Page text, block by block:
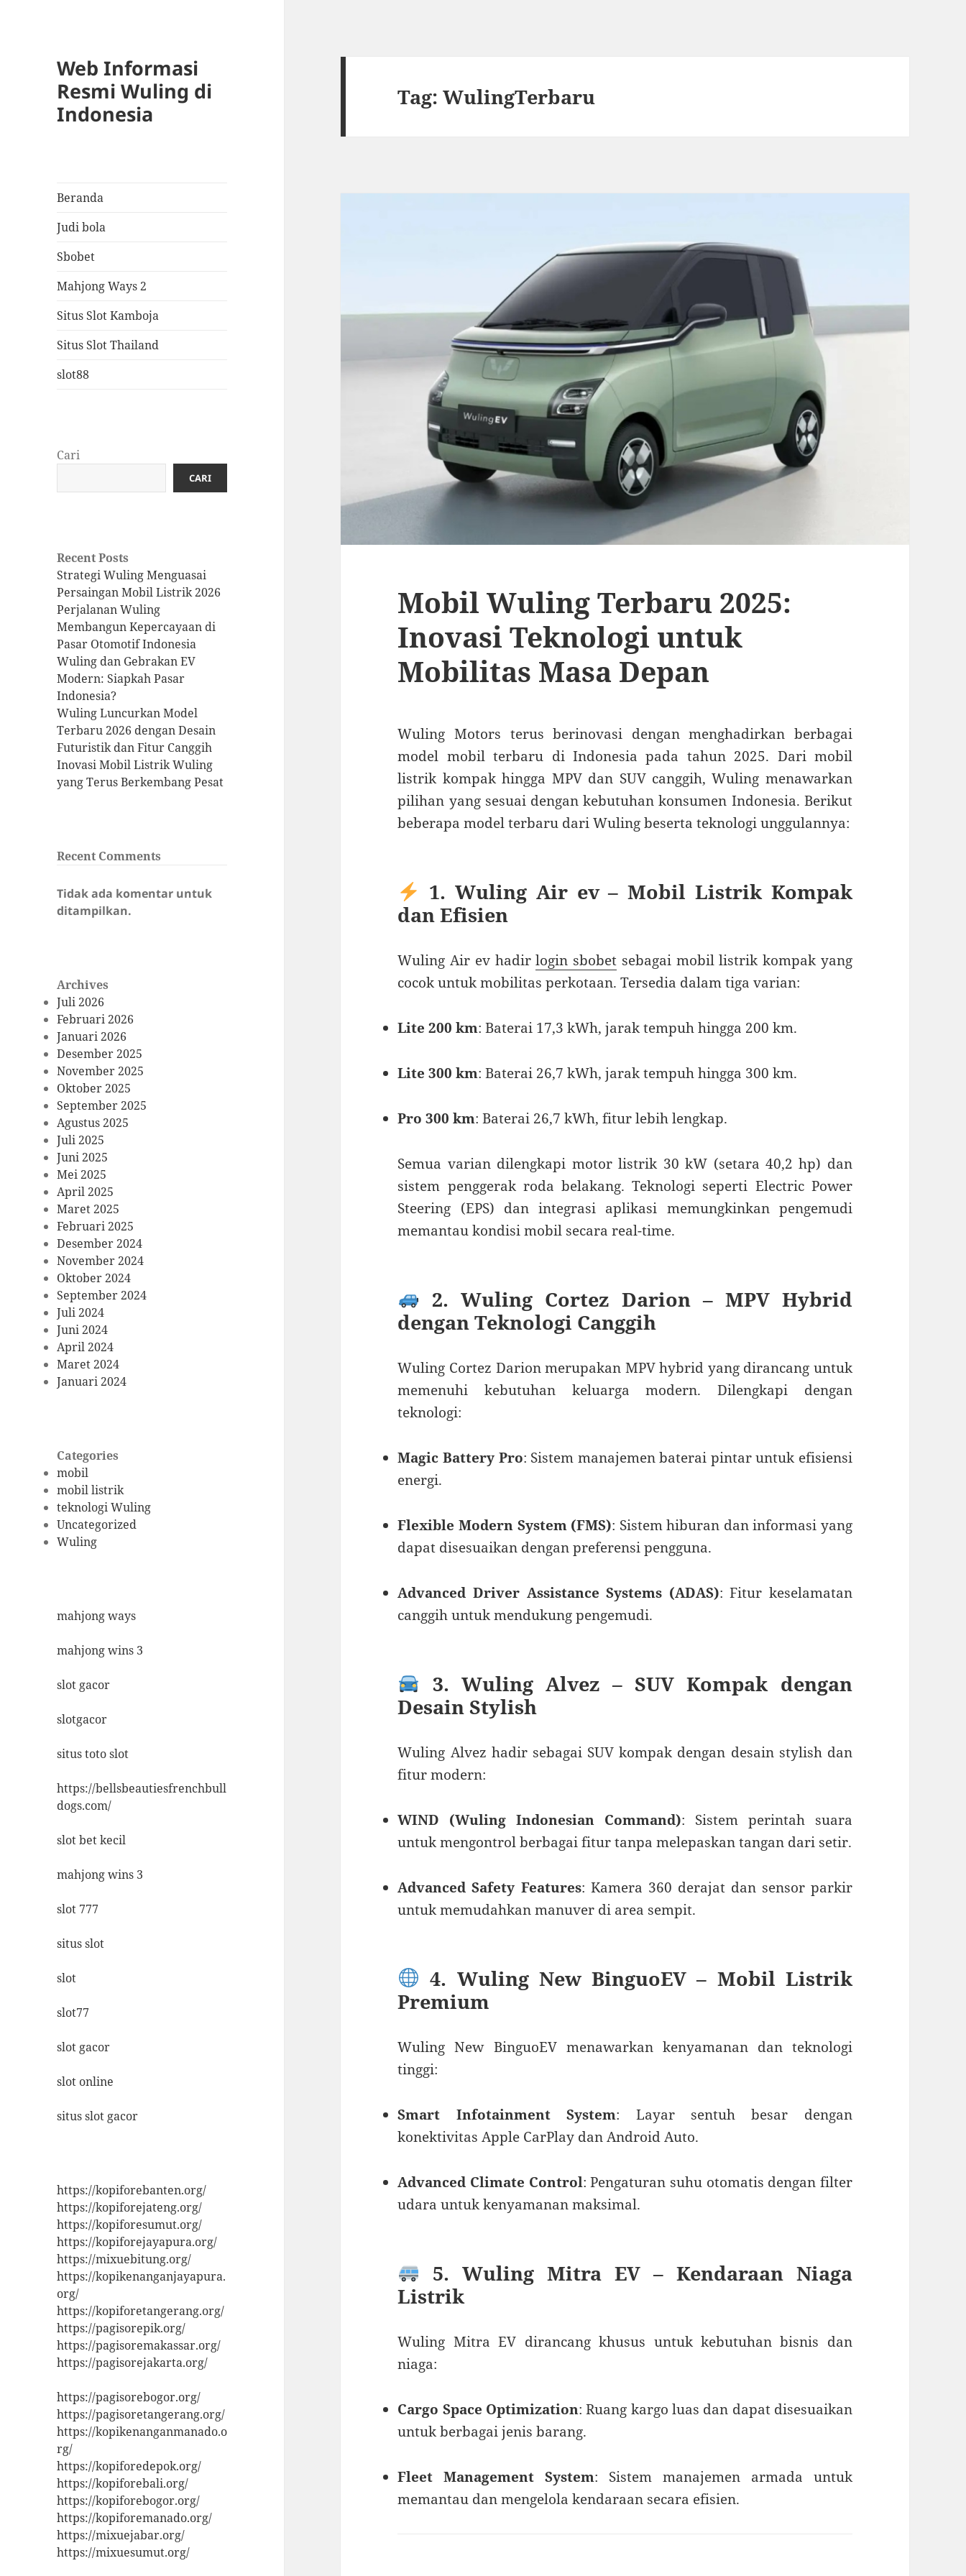
Web Informasi
Resmi Wuling di
Indonesia
Beranda
Judi bola
Sbobet
Mahjong Ways 2
Situs Slot Kamboja
Situs Slot Thailand
slot88
Cari
CARI
Recent Posts
Strategi Wuling Menguasai
Persaingan Mobil Listrik 2026
Perjalanan Wuling
Membangun Kepercayaan di
Pasar Otomotif Indonesia
Wuling dan Gebrakan EV
Modern: Siapkah Pasar
Indonesia?
Wuling Luncurkan Model
Terbaru 2026 dengan Desain
Futuristik dan Fitur Canggih
Inovasi Mobil Listrik Wuling
yang Terus Berkembang Pesat
Recent Comments
Tidak ada komentar untuk
ditampilkan.
Archives
Juli 2026
Februari 2026
Januari 2026
Desember 2025
November 2025
Oktober 2025
September 2025
Agustus 2025
Juli 2025
Juni 2025
Mei 2025
April 2025
Maret 2025
Februari 2025
Desember 2024
November 2024
Oktober 2024
September 2024
Juli 2024
Juni 2024
April 2024
Maret 2024
Januari 2024
Categories
mobil
mobil listrik
teknologi Wuling
Uncategorized
Wuling
mahjong ways
mahjong wins 3
slot gacor
slotgacor
situs toto slot
https://bellsbeautiesfrenchbull
dogs.com/
slot bet kecil
mahjong wins 3
slot 777
situs slot
slot
slot77
slot gacor
slot online
situs slot gacor
https://kopiforebanten.org/
https://kopiforejateng.org/
https://kopiforesumut.org/
https://kopiforejayapura.org/
https://mixuebitung.org/
https://kopikenanganjayapura.
org/
https://kopiforetangerang.org/
https://pagisorepik.org/
https://pagisoremakassar.org/
https://pagisorejakarta.org/
https://pagisorebogor.org/
https://pagisoretangerang.org/
https://kopikenanganmanado.o
rg/
https://kopiforedepok.org/
https://kopiforebali.org/
https://kopiforebogor.org/
https://kopiforemanado.org/
https://mixuejabar.org/
https://mixuesumut.org/
Tag:WulingTerbaru
Mobil Wuling Terbaru 2025:
Inovasi Teknologi untuk
Mobilitas Masa Depan
Wuling Motors terus berinovasi dengan menghadirkan berbagai
model mobil terbaru di Indonesia pada tahun 2025. Dari mobil
listrik kompak hingga MPV dan SUV canggih, Wuling menawarkan
pilihan yang sesuai dengan kebutuhan konsumen Indonesia. Berikut
beberapa model terbaru dari Wuling beserta teknologi unggulannya:
1. Wuling Air ev – Mobil Listrik Kompak
dan Efisien
Wuling Air ev hadirlogin sbobet sebagai mobil listrik kompak yang
cocok untuk mobilitas perkotaan. Tersedia dalam tiga varian:
Lite 200 km: Baterai 17,3 kWh, jarak tempuh hingga 200 km.
Lite 300 km: Baterai 26,7 kWh, jarak tempuh hingga 300 km.
Pro 300 km: Baterai 26,7 kWh, fitur lebih lengkap.
Semua varian dilengkapi motor listrik 30 kW (setara 40,2 hp) dan
sistem penggerak roda belakang. Teknologi seperti Electric Power
Steering (EPS) dan integrasi aplikasi memungkinkan pengemudi
memantau kondisi mobil secara real-time.
2. Wuling Cortez Darion – MPV Hybrid
dengan Teknologi Canggih
Wuling Cortez Darion merupakan MPV hybrid yang dirancang untuk
memenuhi kebutuhan keluarga modern. Dilengkapi dengan
teknologi:
Magic Battery Pro: Sistem manajemen baterai pintar untuk efisiensi
energi.
Flexible Modern System (FMS): Sistem hiburan dan informasi yang
dapat disesuaikan dengan preferensi pengguna.
Advanced Driver Assistance Systems (ADAS): Fitur keselamatan
canggih untuk mendukung pengemudi.
3. Wuling Alvez – SUV Kompak dengan
Desain Stylish
Wuling Alvez hadir sebagai SUV kompak dengan desain stylish dan
fitur modern:
WIND (Wuling Indonesian Command): Sistem perintah suara
untuk mengontrol berbagai fitur tanpa melepaskan tangan dari setir.
Advanced Safety Features: Kamera 360 derajat dan sensor parkir
untuk memudahkan manuver di area sempit.
4. Wuling New BinguoEV – Mobil Listrik
Premium
Wuling New BinguoEV menawarkan kenyamanan dan teknologi
tinggi:
Smart Infotainment System: Layar sentuh besar dengan
konektivitas Apple CarPlay dan Android Auto.
Advanced Climate Control: Pengaturan suhu otomatis dengan filter
udara untuk kenyamanan maksimal.
5. Wuling Mitra EV – Kendaraan Niaga
Listrik
Wuling Mitra EV dirancang khusus untuk kebutuhan bisnis dan
niaga:
Cargo Space Optimization: Ruang kargo luas dan dapat disesuaikan
untuk berbagai jenis barang.
Fleet Management System: Sistem manajemen armada untuk
memantau dan mengelola kendaraan secara efisien.